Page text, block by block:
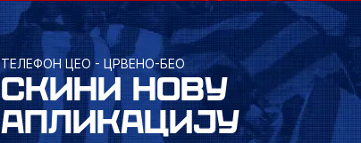
ТЕЛЕФОН ЦЕО - ЦРВЕНО-БЕО
СКИНИ НОВУ
АПЛИКАЦИЈУ